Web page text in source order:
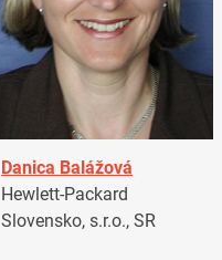
Danica Balážová
Hewlett-Packard
Slovensko, s.r.o., SR